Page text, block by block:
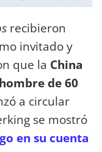
recibieron
invitado y
que la China
de 60
a circular
se mostró
en su cuenta